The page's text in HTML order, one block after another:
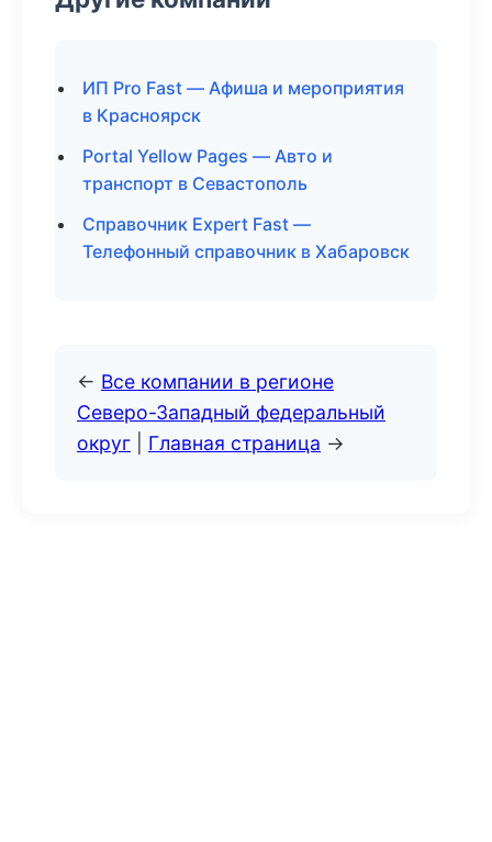
ИП Pro Fast — Афиша и мероприятия
в Красноярск
Portal Yellow Pages — Авто и
транспорт в Севастополь
Справочник Expert Fast —
Телефонный справочник в Хабаровск
← Все компании в регионе
Северо-Западный федеральный
округ
Главная страница →